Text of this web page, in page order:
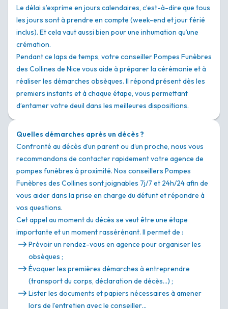
Le délai s’exprime en jours calendaires, c’est-à-dire que tous
les jours sont à prendre en compte (week-end et jour férié
inclus). Et cela vaut aussi bien pour une inhumation qu’une
crémation.
Pendant ce laps de temps, votre conseiller Pompes Funèbres
des Collines de Nice vous aide à préparer la cérémonie et à
réaliser les démarches obsèques. Il répond présent dès les
premiers instants et à chaque étape, vous permettant
d’entamer votre deuil dans les meilleures dispositions.
Quelles démarches après un décès ?
Confronté au décès d’un parent ou d’un proche, nous vous
recommandons de contacter rapidement votre agence de
pompes funèbres à proximité. Nos conseillers Pompes
Funèbres des Collines sont joignables 7j/7 et 24h/24 afin de
vous aider dans la prise en charge du défunt et répondre à
vos questions.
Cet appel au moment du décès se veut être une étape
importante et un moment rassérénant. Il permet de :
Prévoir un rendez-vous en agence pour organiser les
obsèques ;
Évoquer les premières démarches à entreprendre
(transport du corps, déclaration de décès…) ;
Lister les documents et papiers nécessaires à amener
lors de l’entretien avec le conseiller…